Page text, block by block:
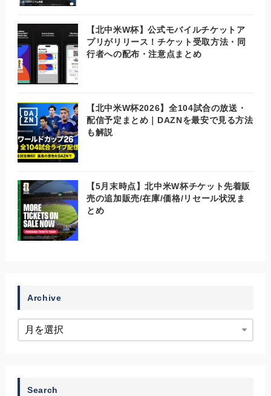
【北中米W杯】公式モバイルチケットア
プリがリリース！チケット受取方法・同
行者への配布・注意点まとめ
【北中米W杯2026】全104試合の放送・
配信予定まとめ｜DAZNを最安で見る方法
も解説
【5月末時点】北中米W杯チケット先着販
売の追加販売/在庫/価格/リセール状況ま
とめ
Archive
Search